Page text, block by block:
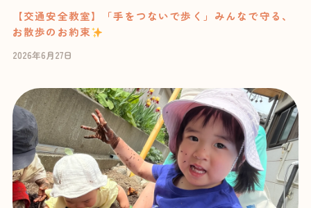
【交通安全教室】「手をつないで歩く」みんなで守る、
お散歩のお約束
2026年6月27日